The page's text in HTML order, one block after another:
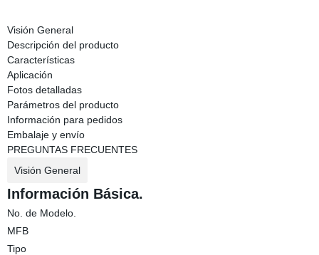
Visión General
Descripción del producto
Características
Aplicación
Fotos detalladas
Parámetros del producto
Información para pedidos
Embalaje y envío
PREGUNTAS FRECUENTES
Visión General
Información Básica.
No. de Modelo.
MFB
Tipo